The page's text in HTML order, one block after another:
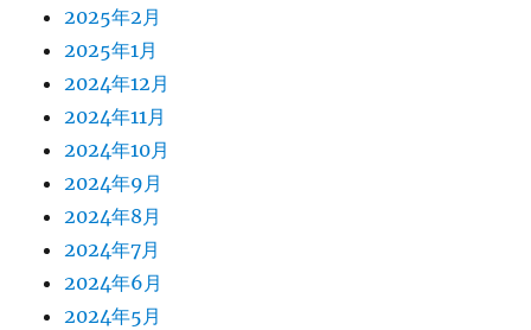
2025年2月
2025年1月
2024年12月
2024年11月
2024年10月
2024年9月
2024年8月
2024年7月
2024年6月
2024年5月